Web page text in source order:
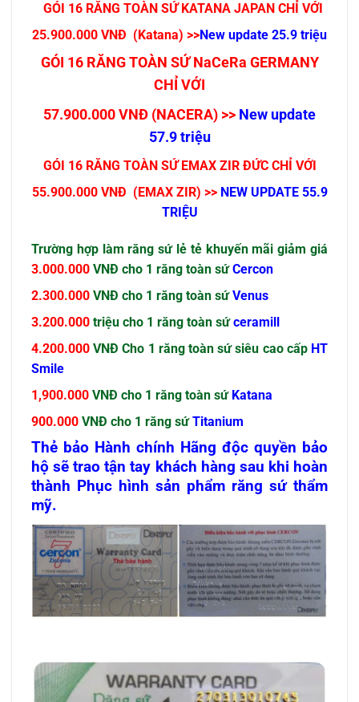
GÓI 16 RĂNG TOÀN SỨ KATANA JAPAN CHỈ VỚI
25.900.000 VNĐ (Katana) >>New update 25.9 triệu
GÓI 16 RĂNG TOÀN SỨ NaCeRa GERMANY
CHỈ VỚI
57.900.000 VNĐ (NACERA) >> New update
57.9 triệu
GÓI 16 RĂNG TOÀN SỨ EMAX ZIR ĐỨC CHỈ VỚI
55.900.000 VNĐ (EMAX ZIR) >> NEW UPDATE 55.9
TRIỆU
Trường hợp làm răng sứ lẻ tẻ khuyến mãi giảm giá
3.000.000 VNĐ cho 1 răng toàn sứCercon
2.300.000 VNĐ cho 1 răng toàn sứVenus
3.200.000 triệu cho 1 răng toàn sứceramill
4.200.000 VNĐ Cho 1 răng toàn sứ siêu cao cấp HT
Smile
1,900.000 VNĐ cho 1 răng toàn sứ Katana
900.000 VNĐ cho 1 răng sứTitanium
Thẻ bảo Hành chính Hãng độc quyền bảo
hộ sẽ trao tận tay khách hàng sau khi hoàn
thành Phục hình sản phẩm răng sứ thẩm
mỹ.